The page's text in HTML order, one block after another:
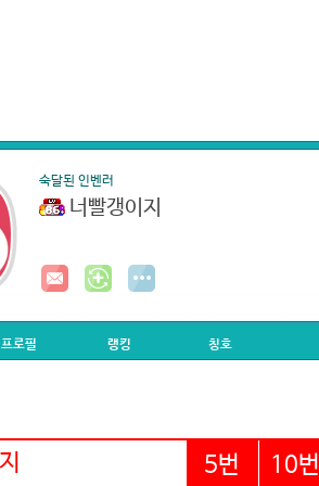
숙달된 인벤러
너빨갱이지
프로필 랭킹 칭호
5번 10번